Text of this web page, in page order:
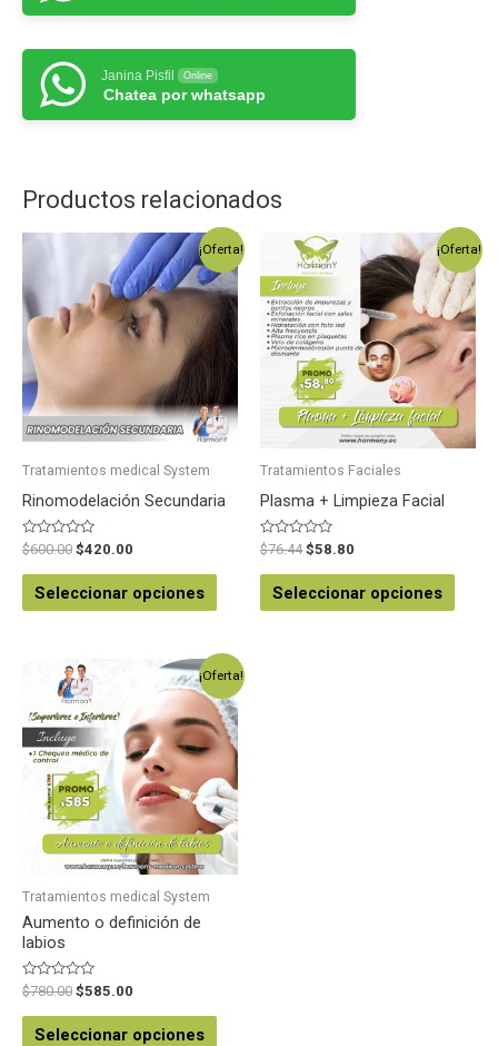
Janina Pisfil Online
Chatea por whatsapp
Productos relacionados
¡Oferta!
Tratamientos medical System
Rinomodelación Secundaria
Valorado
en
0
de
$600.00 $420.00
Seleccionar opciones
¡Oferta!
Tratamientos Faciales
Plasma + Limpieza Facial
Valorado
en
0
de
$76.44 $58.80
Seleccionar opciones
¡Oferta!
Tratamientos medical System
Aumento o definición de
labios
Valorado
en
0
de
$780.00 $585.00
Seleccionar opciones